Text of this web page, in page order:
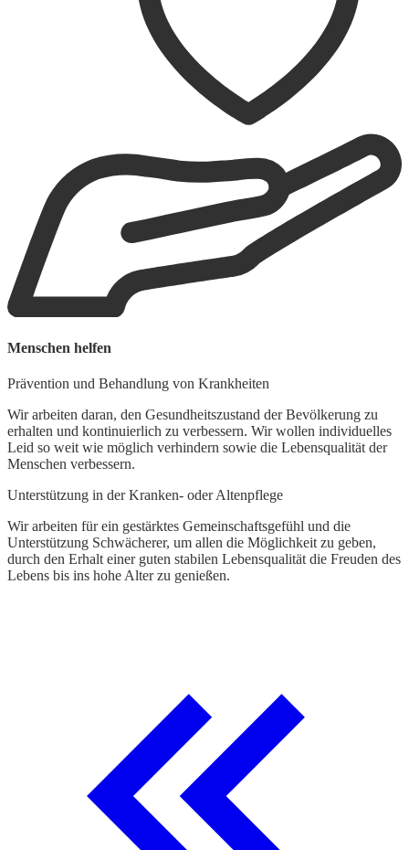
Menschen helfen
Prävention und Behandlung von Krankheiten
Wir arbeiten daran, den Gesundheitszustand der Bevölkerung zu
erhalten und kontinuierlich zu verbessern. Wir wollen individuelles
Leid so weit wie möglich verhindern sowie die Lebensqualität der
Menschen verbessern.
Unterstützung in der Kranken- oder Altenpflege
Wir arbeiten für ein gestärktes Gemeinschaftsgefühl und die
Unterstützung Schwächerer, um allen die Möglichkeit zu geben,
durch den Erhalt einer guten stabilen Lebensqualität die Freuden des
Lebens bis ins hohe Alter zu genießen.